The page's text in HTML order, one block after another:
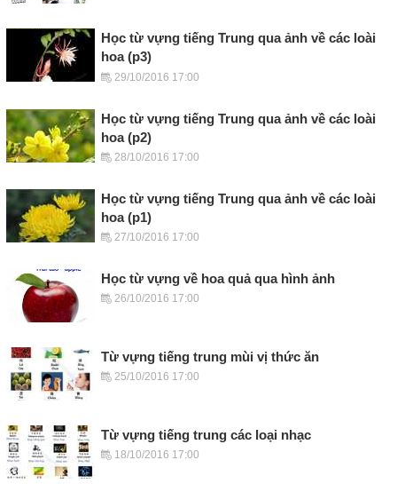
Học từ vựng tiếng Trung qua ảnh về các loài
hoa (p3)
29/10/2016 17:00
Học từ vựng tiếng Trung qua ảnh về các loài
hoa (p2)
28/10/2016 17:00
Học từ vựng tiếng Trung qua ảnh về các loài
hoa (p1)
27/10/2016 17:00
Học từ vựng về hoa quả qua hình ảnh
26/10/2016 17:00
Từ vựng tiếng trung mùi vị thức ăn
25/10/2016 17:00
Từ vựng tiếng trung các loại nhạc
18/10/2016 17:00